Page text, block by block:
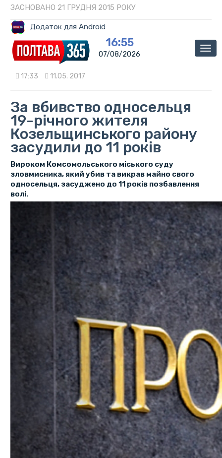
ЗАСНОВАНО 21 ГРУДНЯ 2015 РОКУ
Додаток для Android
16:55
07/08/2026
17:33 11.05. 2017
За вбивство односельця
19-річного жителя
Козельщинського району
засудили до 11 років
Вироком Комсомольського міського суду
зловмисника, який убив та викрав майно свого
односельця, засуджено до 11 років позбавлення
волі.